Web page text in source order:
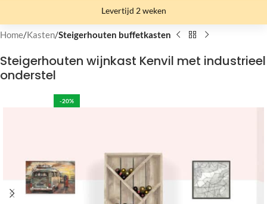
Levertijd 2 weken
Gratis verzending
Gratis afhalen
Home Kasten Steigerhouten buffetkasten
Steigerhouten wijnkast Kenvil met industrieel
onderstel
-20%